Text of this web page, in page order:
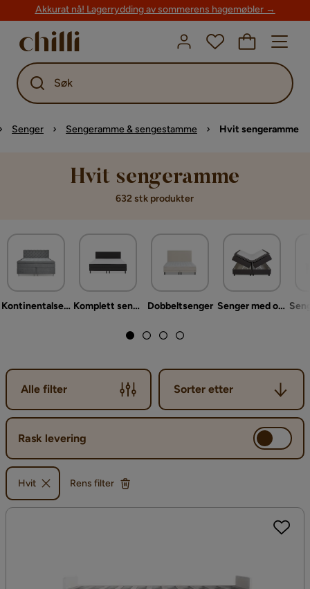
Akkurat nå! Lagerrydding av sommerens hagemøbler →
Søk
Senger Sengeramme & sengestamme Hvit sengeramme
Hvit sengeramme
632 stk produkter
Kontinentalsenger Komplett sengepakke Dobbeltsenger Senger med oppbevaring
Alle filter
Sorter etter
Sorter etter
Rask levering
Hvit Rens filter